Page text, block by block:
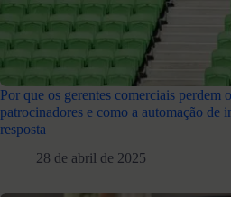
Por que os gerentes comerciais perdem
patrocinadores e como a automação de
resposta
28 de abril de 2025